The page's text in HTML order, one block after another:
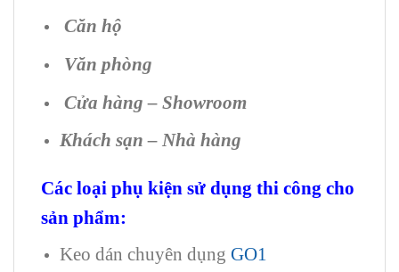
Căn hộ
Văn phòng
Cửa hàng – Showroom
Khách sạn – Nhà hàng
Các loại phụ kiện sử dụng thi công cho
sản phẩm:
Keo dán chuyên dụng GO1